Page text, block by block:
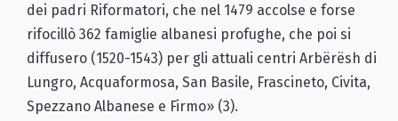
dei padri Riformatori, che nel 1479 accolse e forse
rifocillò 362 famiglie albanesi profughe, che poi si
diffusero (1520-1543) per gli attuali centri Arbёrёsh di
Lungro, Acquaformosa, San Basile, Frascineto, Civita,
Spezzano Albanese e Firmo» (3).